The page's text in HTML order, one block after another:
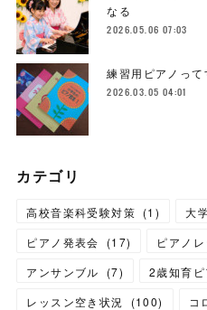
なる
2026.05.06 07:03
練習用ピアノって
2026.03.05 04:01
カテゴリ
高校音楽科受験対策 (1 ) 大
ピアノ発表会
(17) ピアノ
アンサンブル
(7) 2歳知育ピ
レッスン空き状況
(100) コ